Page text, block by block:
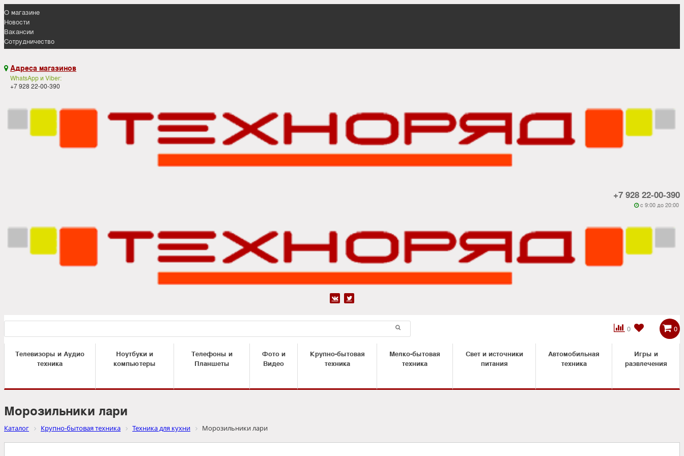
О магазине
Новости
Вакансии
Сотрудничество
 Адреса магазинов
WhatsApp и Viber:
+7 928 22-00-390
+7 928 22-00-390
 c 9:00 до 20:00
 
0

 0
Телевизоры и Аудио
техника
Ноутбуки и
компьютеры
Телефоны и
Планшеты
Фото и
Видео
Крупно-бытовая
техника
Мелко-бытовая
техника
Свет и источники
питания
Автомобильная
техника
Игры и
развлечения
Морозильники лари
Каталог Крупно-бытовая техника Техника для кухни Морозильники лари